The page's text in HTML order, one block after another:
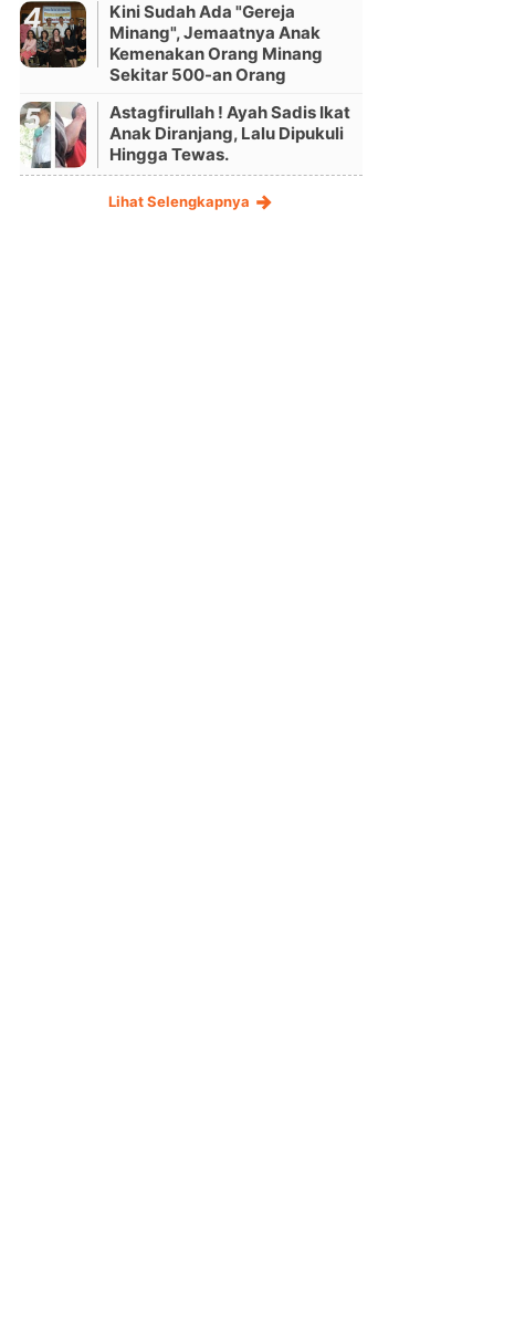
Kini Sudah Ada "Gereja
Minang", Jemaatnya Anak
Kemenakan Orang Minang
Sekitar 500-an Orang
Astagfirullah ! Ayah Sadis Ikat
Anak Diranjang, Lalu Dipukuli
Hingga Tewas.
Lihat Selengkapnya